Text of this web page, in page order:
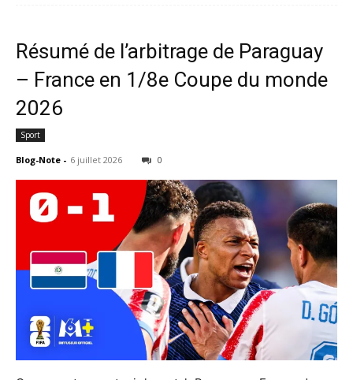
Résumé de l’arbitrage de Paraguay
– France en 1/8e Coupe du monde
2026
Sport
Blog-Note - 6 juillet 2026 0